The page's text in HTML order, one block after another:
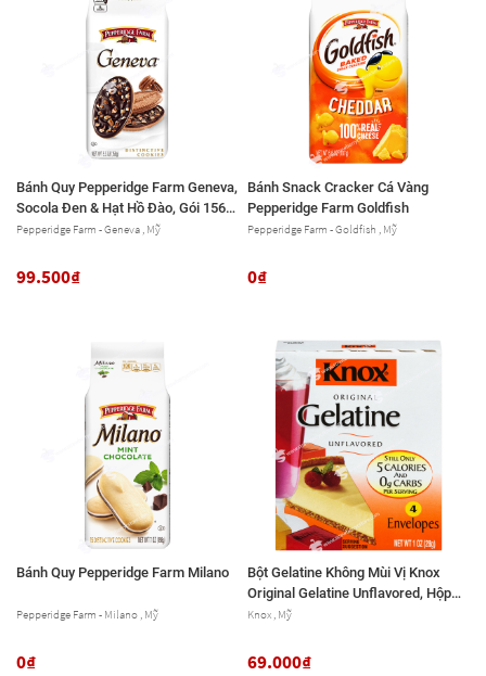
Bánh Quy Pepperidge Farm Geneva,
Socola Đen & Hạt Hồ Đào, Gói 156g
(5.5 Oz.)
Pepperidge Farm - Geneva , Mỹ
99.500₫
Bánh Snack Cracker Cá Vàng
Pepperidge Farm Goldfish
Pepperidge Farm - Goldfish , Mỹ
0₫
Bánh Quy Pepperidge Farm Milano
Pepperidge Farm - Milano , Mỹ
0₫
Bột Gelatine Không Mùi Vị Knox
Original Gelatine Unflavored, Hộp
28g (1 Oz.), 4 Gói
Knox , Mỹ
69.000₫